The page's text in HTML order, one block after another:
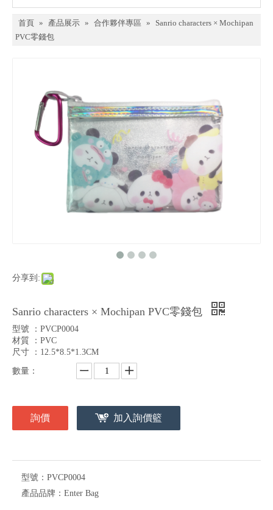
首頁 » 產品展示 » 合作夥伴專區 »
Sanrio characters × Mochipan
PVC零錢包
分享到:
Sanrio characters × Mochipan PVC零錢包
型號 ：PVCP0004
材質 ：PVC
尺寸 ：12.5*8.5*1.3CM
數量：
詢價 加入詢價籃
型號： PVCP0004
產品品牌： Enter Bag